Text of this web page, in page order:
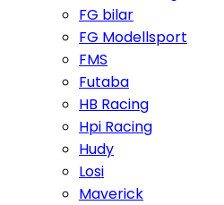
FG bilar
FG Modellsport
FMS
Futaba
HB Racing
Hpi Racing
Hudy
Losi
Maverick